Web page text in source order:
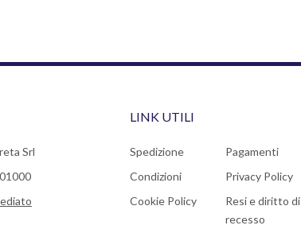
Srl
LINK UTILI
Spedizione
Pagamenti
Condizioni
Privacy Policy
Cookie Policy
Resi e diritto di
recesso